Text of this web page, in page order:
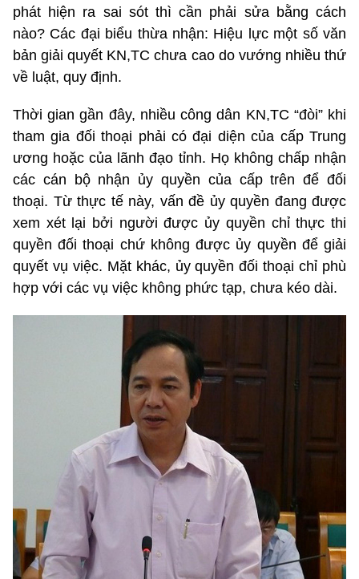
phát hiện ra sai sót thì cần phải sửa bằng cách
nào? Các đại biểu thừa nhận: Hiệu lực một số văn
bản giải quyết KN,TC chưa cao do vướng nhiều thứ
về luật, quy định.
Thời gian gần đây, nhiều công dân KN,TC “đòi” khi
tham gia đối thoại phải có đại diện của cấp Trung
ương hoặc của lãnh đạo tỉnh. Họ không chấp nhận
các cán bộ nhận ủy quyền của cấp trên để đối
thoại. Từ thực tế này, vấn đề ủy quyền đang được
xem xét lại bởi người được ủy quyền chỉ thực thi
quyền đối thoại chứ không được ủy quyền để giải
quyết vụ việc. Mặt khác, ủy quyền đối thoại chỉ phù
hợp với các vụ việc không phức tạp, chưa kéo dài.